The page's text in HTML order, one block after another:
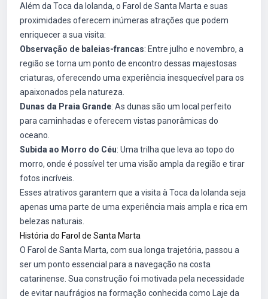
Além da Toca da Iolanda, o Farol de Santa Marta e suas
proximidades oferecem inúmeras atrações que podem
enriquecer a sua visita:
Observação de baleias-francas: Entre julho e novembro, a
região se torna um ponto de encontro dessas majestosas
criaturas, oferecendo uma experiência inesquecível para os
apaixonados pela natureza.
Dunas da Praia Grande: As dunas são um local perfeito
para caminhadas e oferecem vistas panorâmicas do
oceano.
Subida ao Morro do Céu: Uma trilha que leva ao topo do
morro, onde é possível ter uma visão ampla da região e tirar
fotos incríveis.
Esses atrativos garantem que a visita à Toca da Iolanda seja
apenas uma parte de uma experiência mais ampla e rica em
belezas naturais.
História do Farol de Santa Marta
O Farol de Santa Marta, com sua longa trajetória, passou a
ser um ponto essencial para a navegação na costa
catarinense. Sua construção foi motivada pela necessidade
de evitar naufrágios na formação conhecida como Laje da